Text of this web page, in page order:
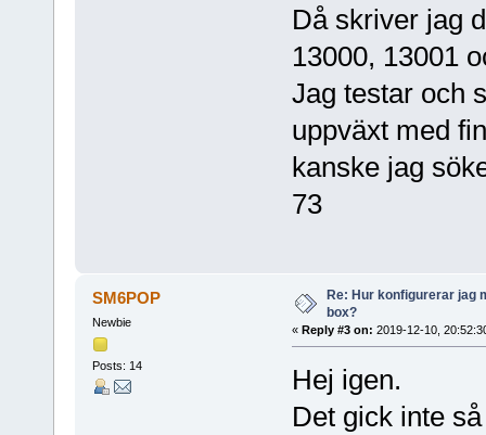
Då skriver jag
13000, 13001
Jag testar och
uppväxt med
kanske jag
73
SM6POP
Newbie
Posts: 14
Re: Hur konfigurerar jag
box?
« Reply #3 on: 2019-12-10,
Hej igen.
Det gick inte